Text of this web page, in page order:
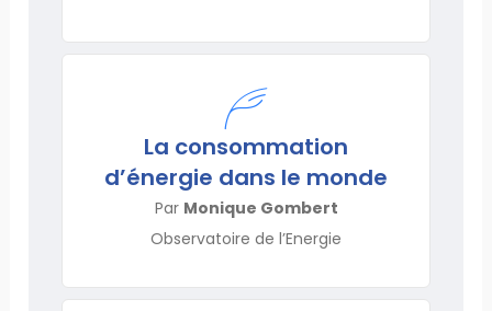
La consommation
d’énergie dans le monde
Par Monique Gombert
Observatoire de l’Energie